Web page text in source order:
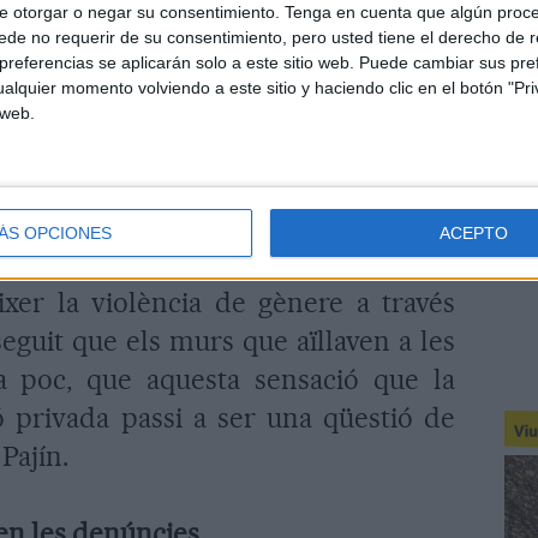
otorgar o negar su consentimiento. Tenga en cuenta que algún
no requerir de su consentimiento, pero usted tiene el derecho de
se aplicarán solo a este sitio web. Puede cambiar sus
momento volviendo a este sitio y haciendo clic en el botón
OPCIONES ACEPTO
falsa i el 64% pensa que els que
falses contribueixen a que
violència de gènere.
aquest sentit la importància dels
seu compromís en transmetre la
aquesta xacra. Així, el 88% de la
la violència de gènere a través
que els murs que aïllaven a les
que aquesta sensació que la
privada passi a ser una qüestió de